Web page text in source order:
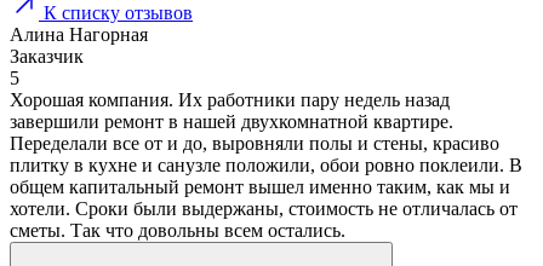
К списку отзывов
Алина Нагорная
Заказчик
5
Хорошая компания. Их работники пару недель назад
завершили ремонт в нашей двухкомнатной квартире.
Переделали все от и до, выровняли полы и стены, красиво
плитку в кухне и санузле положили, обои ровно поклеили. В
общем капитальный ремонт вышел именно таким, как мы и
хотели. Сроки были выдержаны, стоимость не отличалась от
сметы. Так что довольны всем остались.